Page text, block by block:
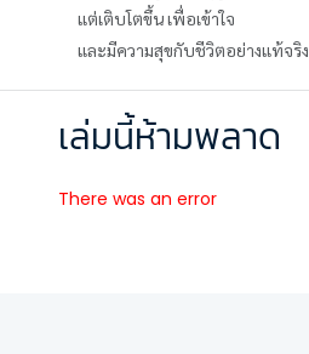
แต่เติบโตขึ้น เพื่อเข้าใจ
และมีความสุขกับชีวิตอย่างแท้จริง
เล่มนี้ห้ามพลาด
There was an error